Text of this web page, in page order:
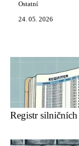
Ostatní
24. 05. 2026
Registr